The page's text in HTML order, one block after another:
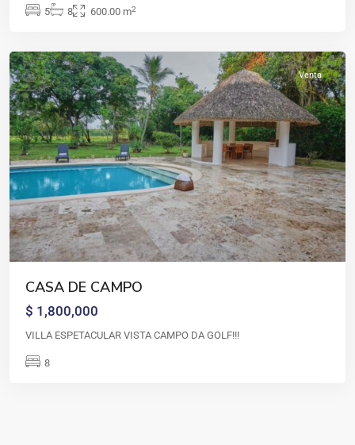
5 8 600.00 m2
La
Venta
CASA DE CAMPO
$ 1,800,000
VILLA ESPETACULAR VISTA CAMPO DA GOLF!!!
8